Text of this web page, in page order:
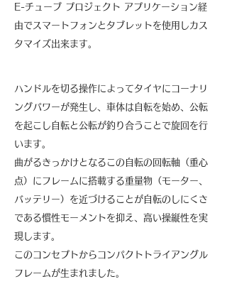
E-チューブ プロジェクト アプリケーション経
由でスマートフォンとタブレットを使用しカス
タマイズ出来ます。
ハンドルを切る操作によってタイヤにコーナリ
ングパワーが発生し、車体は自転を始め、公転
を起こし自転と公転が釣り合うことで旋回を行
います。
曲がるきっかけとなるこの自転の回転軸（重心
点）にフレームに搭載する重量物（モーター、
バッテリー）を近づけることが自転のしにくさ
である慣性モーメントを抑え、高い操縦性を実
現します。
このコンセプトからコンパクトトライアングル
フレームが生まれました。